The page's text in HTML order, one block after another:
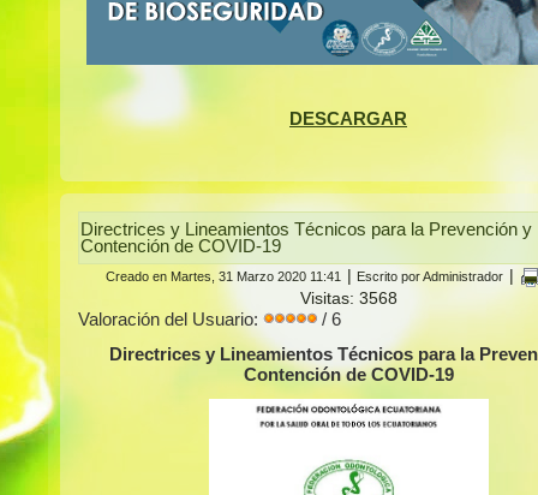
DESCARGAR
Directrices y Lineamientos Técnicos para la Prevención y
Contención de COVID-19
Creado en Martes, 31 Marzo 2020 11:41 Escrito por Administrador
Visitas: 3568
Valoración del Usuario:
/ 6
Directrices y Lineamientos Técnicos para la
Contención de COVID-19